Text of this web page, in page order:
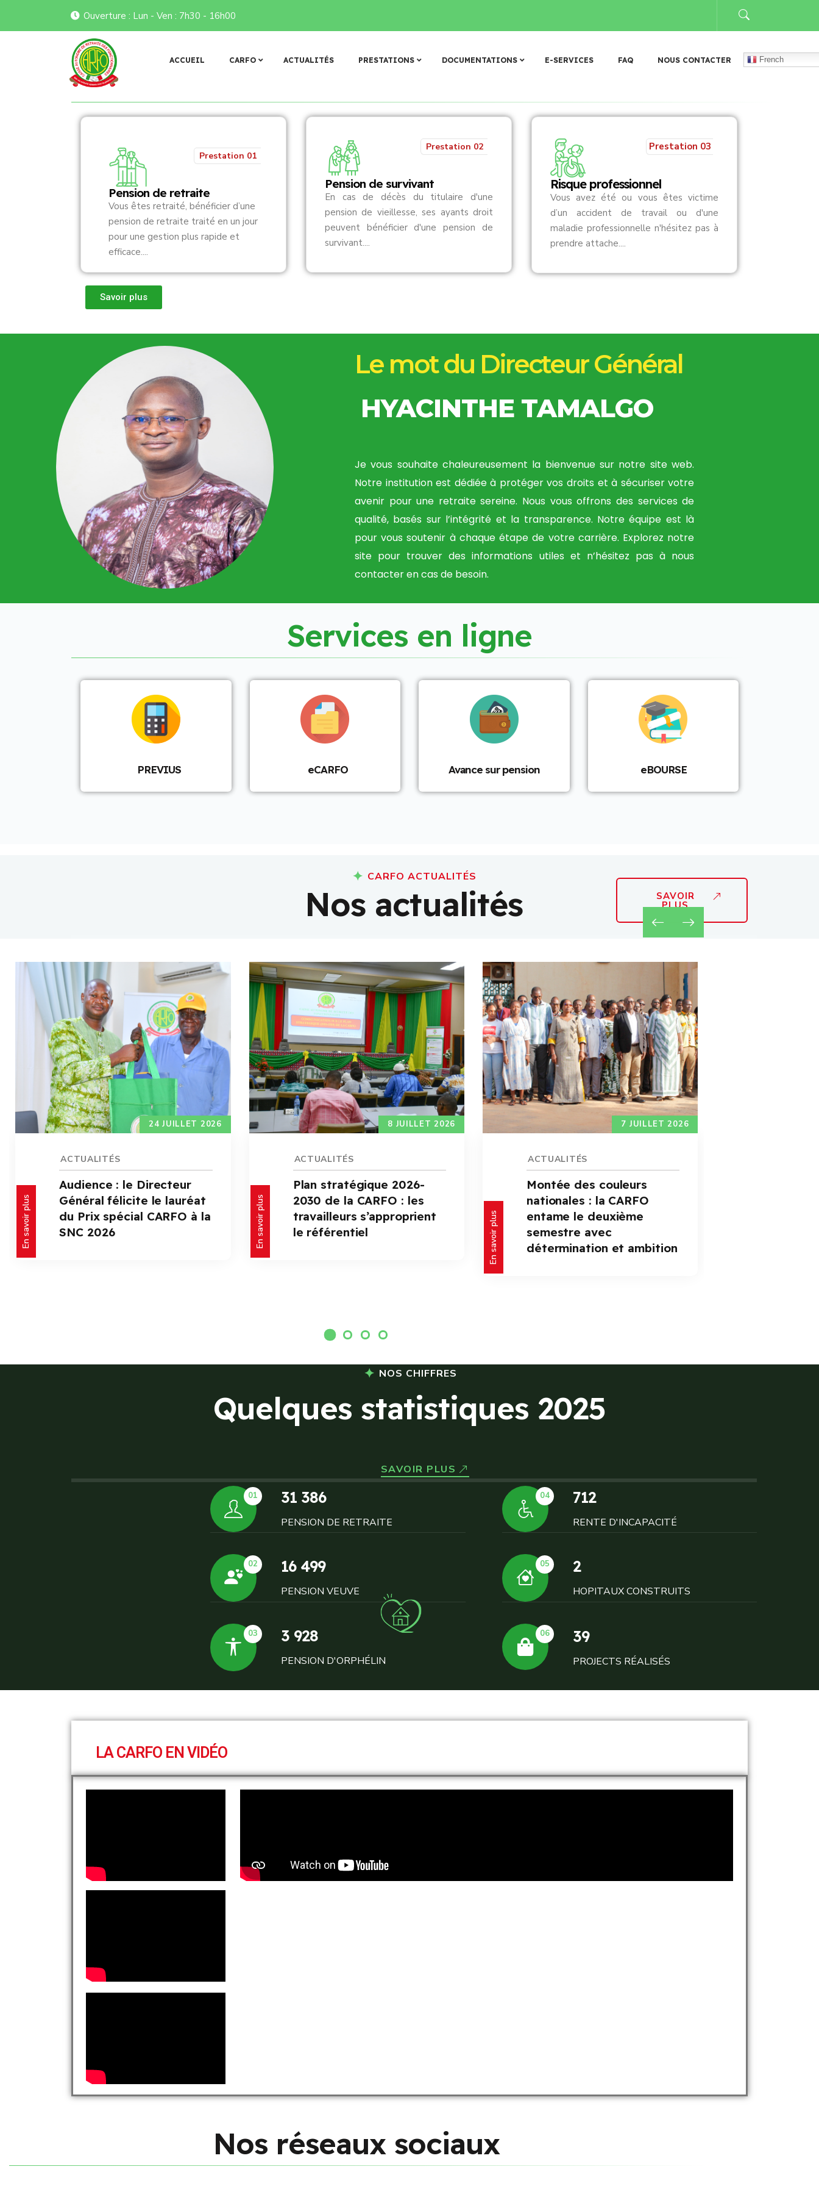
Ouverture : Lun - Ven : 7h30 - 16h00
ACCUEIL CARFO ACTUALITÉS PRESTATIONS DOCUMENTATIONS E-SERVICES FAQ NOUS CONTACTER French
Flash infos
N s pre tations
Pension de retraite
Prestation 01
Vous êtes retraité, bénéficier d’une
pension de retraite traité en un jour
pour une gestion plus rapide et
efficace....
Prestation 02
Pension de survivant
En cas de décès du titulaire d'une
pension de vieillesse, ses ayants droit
peuvent bénéficier d'une pension de
survivant....
Prestation 03
Risque professionnel
Vous avez été ou vous êtes victime
d’un accident de travail ou d'une
maladie professionnelle n'hésitez pas à
prendre attache....
Savoir plus
Le mot du Directeur Général
HYACINTHE TAMALGO
Je vous souhaite chaleureusement la bienvenue sur notre site web.
Notre institution est dédiée à protéger vos droits et à sécuriser votre
avenir pour une retraite sereine. Nous vous offrons des services de
qualité, basés sur l’intégrité et la transparence. Notre équipe est là
pour vous soutenir à chaque étape de votre carrière. Explorez notre
site pour trouver des informations utiles et n’hésitez pas à nous
contacter en cas de besoin.
Services en ligne
PREVIUS eCARFO Avance sur pension eBOURSE
CARFO ACTUALITÉS
Nos actualités SAVOIR
PLUS
ACTUALITÉS
24 JUILLET 2026
Audience : le Directeur
Général félicite le lauréat
du Prix spécial CARFO à la
SNC 2026
En savoir plus
ACTUALITÉS
8 JUILLET 2026
Plan stratégique 2026-
2030 de la CARFO : les
travailleurs s’approprient
le référentiel
En savoir plus
ACTUALITÉS
7 JUILLET 2026
Montée des couleurs
nationales : la CARFO
entame le deuxième
semestre avec
détermination et ambition
En savoir plus
NOS CHIFFRES
Quelques statistiques 2025
SAVOIR PLUS
01 31 386
PENSION DE RETRAITE
02 16 499
PENSION VEUVE
03 3 928
PENSION D'ORPHÉLIN
04 712
RENTE D'INCAPACITÉ
05 2
HOPITAUX CONSTRUITS
06 39
PROJECTS RÉALISÉS
LA CARFO EN VIDÉO
Nos réseaux sociaux